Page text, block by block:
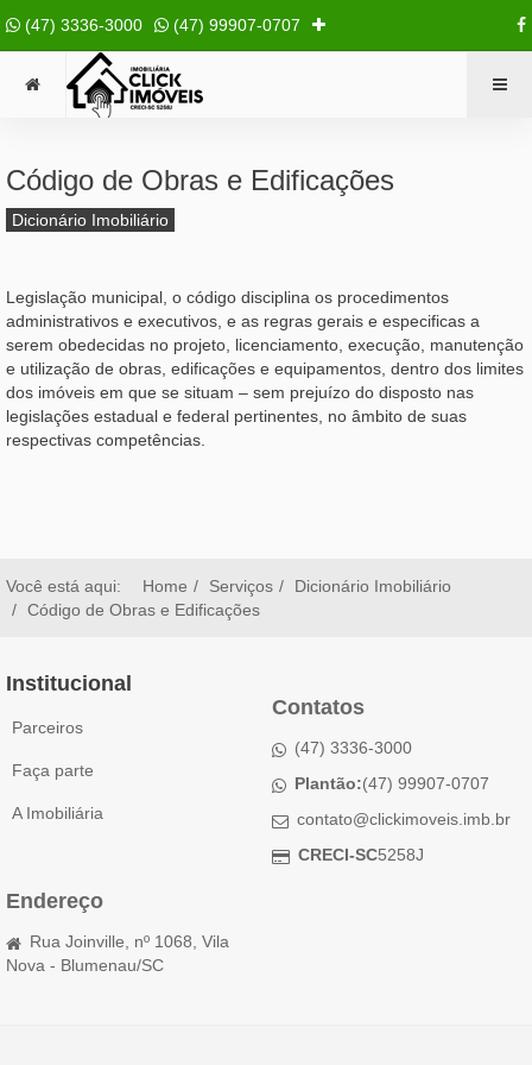
(47) 3336-3000 (47) 99907-0707
Código de Obras e Edificações
Dicionário Imobiliário
Legislação municipal, o código disciplina os procedimentos
administrativos e executivos, e as regras gerais e especificas a
serem obedecidas no projeto, licenciamento, execução, manutenção
e utilização de obras, edificações e equipamentos, dentro dos limites
dos imóveis em que se situam – sem prejuízo do disposto nas
legislações estadual e federal pertinentes, no âmbito de suas
respectivas competências.
Você está aqui: Home Serviços
Dicionário Imobiliário
Código de Obras e Edificações
Institucional
Parceiros
Faça parte
A Imobiliária
Contatos
(47) 3336-3000
Plantão:(47) 99907-0707
contato@clickimoveis.imb.br
CRECI-SC5258J
Endereço
Rua Joinville, nº 1068, Vila
Nova - Blumenau/SC